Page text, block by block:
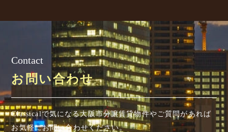
Contact
お問い合わせ
Classicalで気になる大阪市分譲賃貸物件やご質問があれば
お気軽にお問い合わせください。